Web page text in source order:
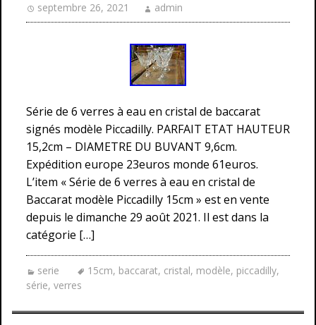
septembre 26, 2021 admin
Série de 6 verres à eau en cristal de baccarat
signés modèle Piccadilly. PARFAIT ETAT HAUTEUR
15,2cm – DIAMETRE DU BUVANT 9,6cm.
Expédition europe 23euros monde 61euros.
L’item « Série de 6 verres à eau en cristal de
Baccarat modèle Piccadilly 15cm » est en vente
depuis le dimanche 29 août 2021. Il est dans la
catégorie […]
serie 15cm, baccarat, cristal, modèle, piccadilly,
série, verres